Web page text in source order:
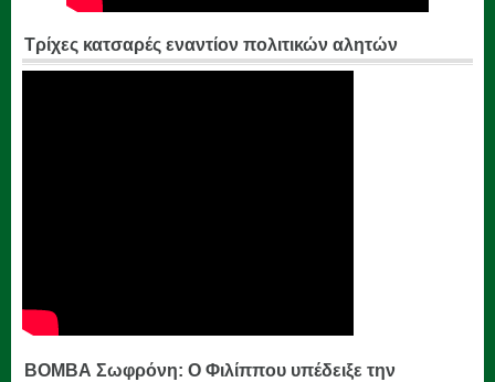
Τρίχες κατσαρές εναντίον πολιτικών αλητών
ΒΟΜΒΑ Σωφρόνη: Ο Φιλίππου υπέδειξε την